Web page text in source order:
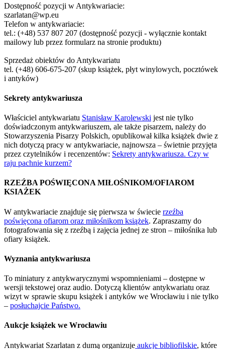
Dostępność pozycji w Antykwariacie:
szarlatan@wp.eu
Telefon w antykwariacie:
tel.: (+48) 537 807 207 (dostępność pozycji - wyłącznie kontakt
mailowy lub przez formularz na stronie produktu)
Sprzedaż obiektów do Antykwariatu
tel. (+48) 606-675-207 (skup książek, płyt winylowych, pocztówek
i antyków)
Sekrety antykwariusza
Właściciel antykwariatu Stanisław Karolewski jest nie tylko
doświadczonym antykwariuszem, ale także pisarzem, należy do
Stowarzyszenia Pisarzy Polskich, opublikował kilka książek dwie z
nich dotyczą pracy w antykwariacie, najnowsza – świetnie przyjęta
przez czytelników i recenzentów: Sekrety antykwariusza. Czy w
raju pachnie kurzem?
RZEŹBA POŚWIĘCONA MIŁOŚNIKOM/OFIAROM
KSIAŻEK
W antykwariacie znajduje się pierwsza w świecie rzeźba
poświęcona ofiarom oraz miłośnikom książek. Zapraszamy do
fotografowania się z rzeźbą i zajęcia jednej ze stron – miłośnika lub
ofiary książek.
Wyznania antykwariusza
To miniatury z antykwarycznymi wspomnieniami – dostępne w
wersji tekstowej oraz audio. Dotyczą klientów antykwariatu oraz
wizyt w sprawie skupu książek i antyków we Wrocławiu i nie tylko
– posłuchajcie Państwo.
Aukcje książek we Wrocławiu
Antykwariat Szarlatan z dumą organizuje aukcje bibliofilskie, które